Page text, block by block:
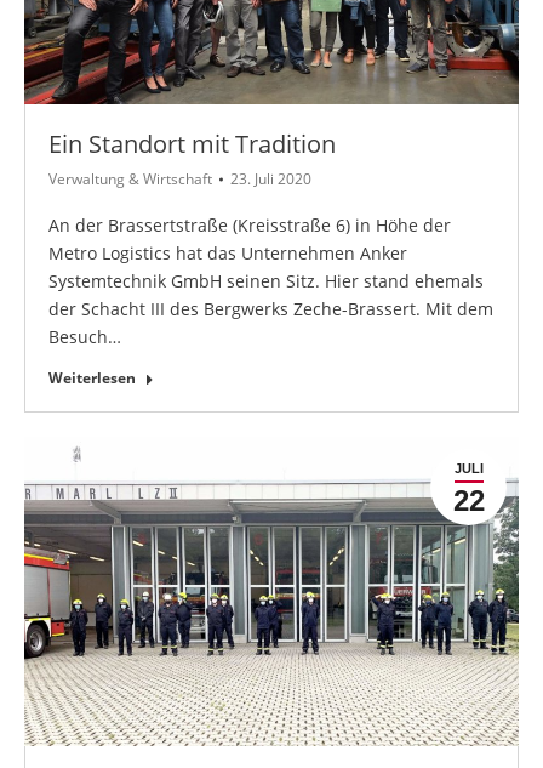
Ein Standort mit Tradition
Verwaltung & Wirtschaft 23. Juli 2020
An der Brassertstraße (Kreisstraße 6) in Höhe der
Metro Logistics hat das Unternehmen Anker
Systemtechnik GmbH seinen Sitz. Hier stand ehemals
der Schacht III des Bergwerks Zeche-Brassert. Mit dem
Besuch…
Weiterlesen
JULI
22